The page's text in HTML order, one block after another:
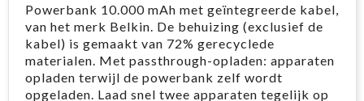
Powerbank 10.000 mAh met geïntegreerde kabel,
van het merk Belkin. De behuizing (exclusief de
kabel) is gemaakt van 72% gerecyclede
materialen. Met passthrough-opladen: apparaten
opladen terwijl de powerbank zelf wordt
opgeladen. Laad snel twee apparaten tegelijk op